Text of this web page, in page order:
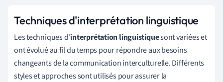
Techniques d'interprétation linguistique
Les techniques d'interprétation linguistiquesont variées et
ont évolué au fil du temps pour répondre aux besoins
changeants de la communication interculturelle. Différents
styles et approches sont utilisés pour assurer la